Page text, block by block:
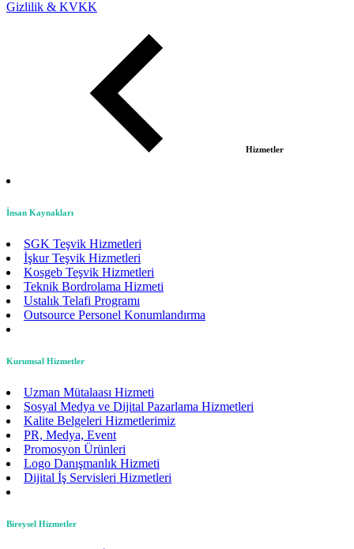
Gizlilik & KVKK
Hizmetler
İnsan Kaynakları
SGK Teşvik Hizmetleri
İşkur Teşvik Hizmetleri
Kosgeb Teşvik Hizmetleri
Teknik Bordrolama Hizmeti
Ustalık Telafi Programı
Outsource Personel Konumlandırma
Kurumsal Hizmetler
Uzman Mütalaası Hizmeti
Sosyal Medya ve Dijital Pazarlama Hizmetleri
Kalite Belgeleri Hizmetlerimiz
PR, Medya, Event
Promosyon Ürünleri
Logo Danışmanlık Hizmeti
Dijital İş Servisleri Hizmetleri
Bireysel Hizmetler